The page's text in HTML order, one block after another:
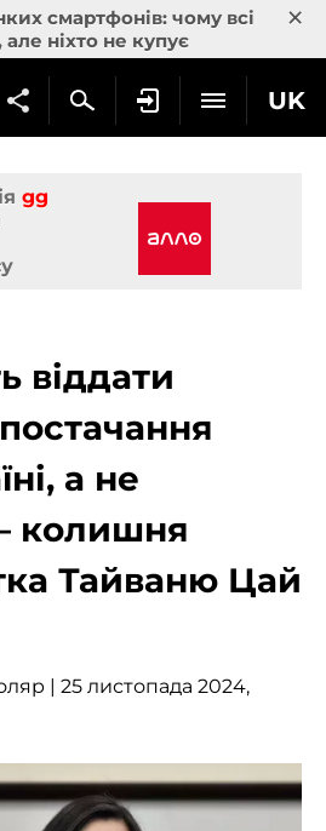
смартфонів: чому всі
ніхто не купує
×
UK
gg
віддати
а не
колишня
Тайваню Цай
| 25 листопада 2024,